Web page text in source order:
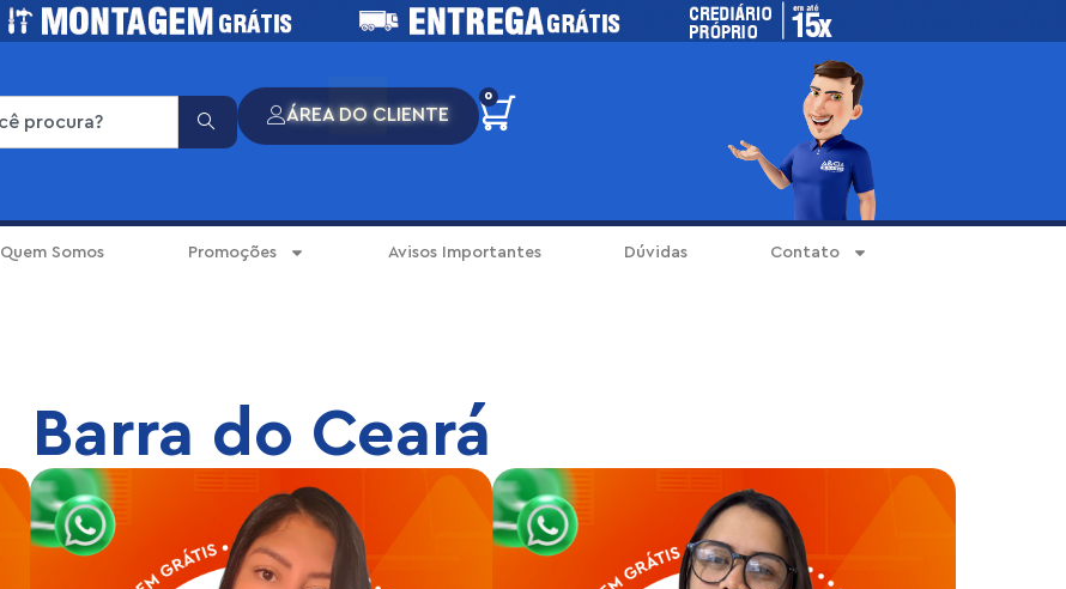
ÁREA DO CLIENTE
0
Quem Somos Promoções Avisos Importantes Dúvidas Contato
Barra do Ceará